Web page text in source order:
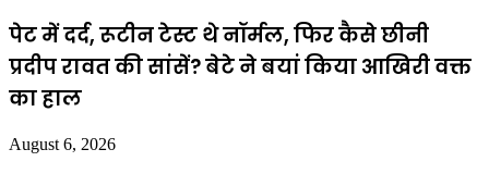
पेट में दर्द, रूटीन टेस्ट थे नॉर्मल, फिर कैसे छीनी
प्रदीप रावत की सांसें? बेटे ने बयां किया आखिरी वक्त
का हाल
August 6, 2026